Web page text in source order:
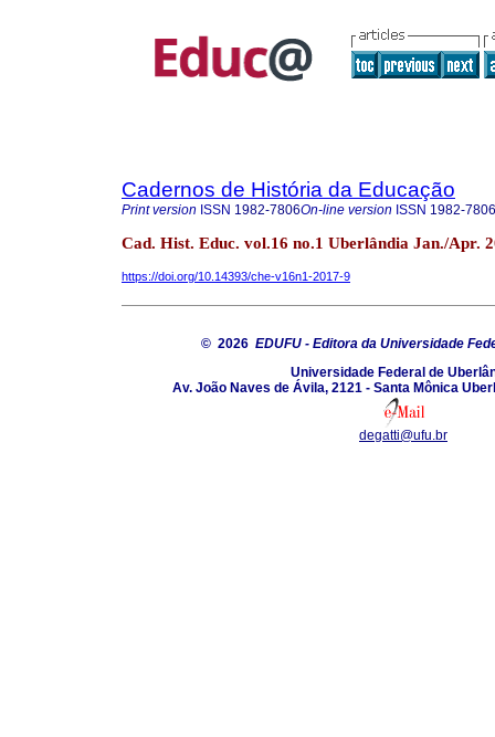
Cadernos de História da Educação
Print version ISSN 1982-7806On-line version ISSN 1982-7806
Cad. Hist. Educ. vol.16 no.1 Uberlândia Jan./Apr.
https://doi.org/10.14393/che-v16n1-2017-9
© 2026 EDUFU - Editora da Universidade
Universidade Federal de
Av. João Naves de Ávila, 2121 - Santa Mônica
degatti@ufu.br